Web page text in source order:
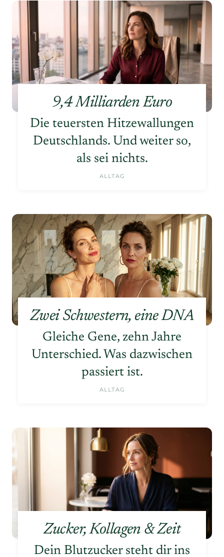
9,4 Milliarden Euro
Die teuersten Hitzewallungen
Deutschlands. Und weiter so,
als sei nichts.
ALLTAG
Zwei Schwestern, eine DNA
Gleiche Gene, zehn Jahre
Unterschied. Was dazwischen
passiert ist.
ALLTAG
Zucker, Kollagen & Zeit
Dein Blutzucker steht dir ins